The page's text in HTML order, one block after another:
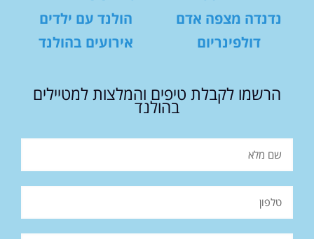
נדנדה מצפה אדם
דולפינריום
הולנד עם ילדים
אירועים בהולנד
הרשמו לקבלת טיפים והמלצות למטיילים
בהולנד